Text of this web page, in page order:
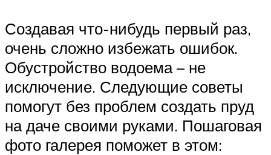
Создавая что-нибудь первый раз,
очень сложно избежать ошибок.
Обустройство водоема – не
исключение. Следующие советы
помогут без проблем создать пруд
на даче своими руками. Пошаговая
фото галерея поможет в этом: